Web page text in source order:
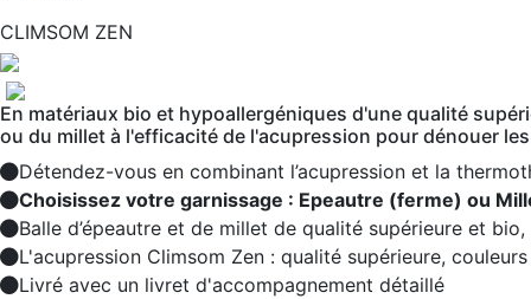
CLIMSOM ZEN
En matériaux bio et hypoallergéniques d'une qualité
ou du millet à l'efficacité de l'acupression pour dénouer
Détendez-vous en combinant l’acupression et la
Choisissez votre garnissage : Epeautre (ferme) ou
Balle d’épeautre et de millet de qualité supérieure et
L'acupression Climsom Zen : qualité supérieure,
Livré avec un livret d'accompagnement détaillé